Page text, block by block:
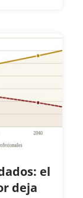
el
deja